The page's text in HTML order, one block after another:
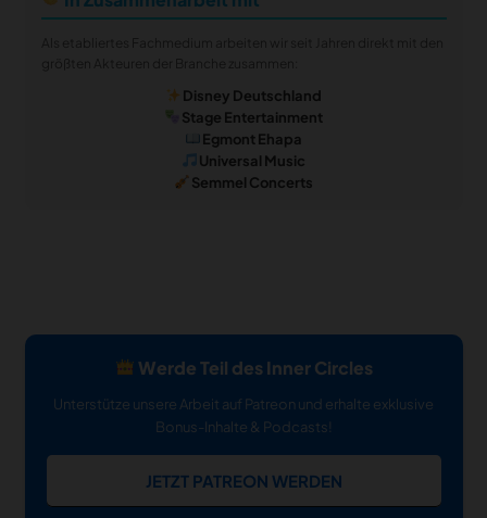
Disney Deutschland
Stage Entertainment
Egmont Ehapa
Universal Music
Semmel Concerts
Werde Teil des Inner Circles
Unterstütze unsere Arbeit auf Patreon und erhalte exklusive
Bonus-Inhalte & Podcasts!
JETZT PATREON WERDEN